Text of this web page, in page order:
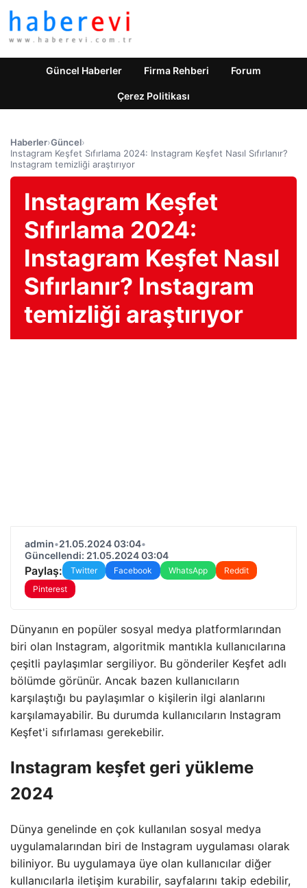
Güncel Haberler Firma Rehberi Forum
Çerez Politikası
Haberler›Güncel›
Instagram Keşfet Sıfırlama 2024: Instagram Keşfet Nasıl Sıfırlanır?
Instagram temizliği araştırıyor
Instagram Keşfet
Sıfırlama 2024:
Instagram Keşfet Nasıl
Sıfırlanır? Instagram
temizliği araştırıyor
admin•21.05.2024 03:04•
Güncellendi: 21.05.2024 03:04
Paylaş: Twitter Facebook WhatsApp
Reddit
Pinterest
Dünyanın en popüler sosyal medya platformlarından
biri olan Instagram, algoritmik mantıkla kullanıcılarına
çeşitli paylaşımlar sergiliyor. Bu gönderiler Keşfet adlı
bölümde görünür. Ancak bazen kullanıcıların
karşılaştığı bu paylaşımlar o kişilerin ilgi alanlarını
karşılamayabilir. Bu durumda kullanıcıların Instagram
Keşfet'i sıfırlaması gerekebilir.
Instagram keşfet geri yükleme
2024
Dünya genelinde en çok kullanılan sosyal medya
uygulamalarından biri de Instagram uygulaması olarak
biliniyor. Bu uygulamaya üye olan kullanıcılar diğer
kullanıcılarla iletişim kurabilir, sayfalarını takip edebilir,